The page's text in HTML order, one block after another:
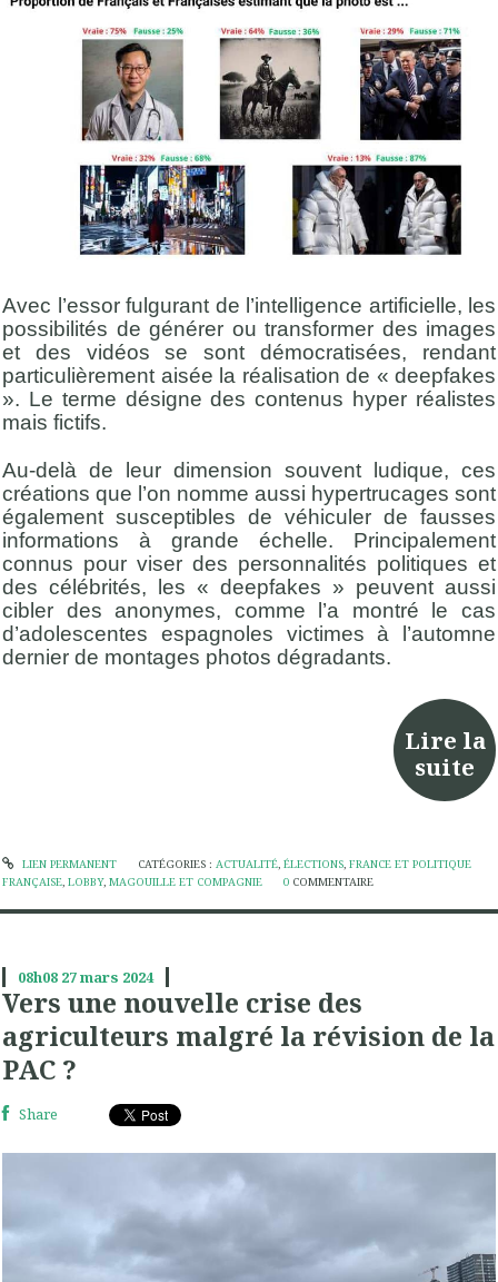
Avec l’essor fulgurant de l’intelligence artificielle, les
possibilités de générer ou transformer des images
et des vidéos se sont démocratisées, rendant
particulièrement aisée la réalisation de « deepfakes
». Le terme désigne des contenus hyper réalistes
mais fictifs.
Au-delà de leur dimension souvent ludique, ces
créations que l’on nomme aussi hypertrucages sont
également susceptibles de véhiculer de fausses
informations à grande échelle. Principalement
connus pour viser des personnalités politiques et
des célébrités, les « deepfakes » peuvent aussi
cibler des anonymes, comme l’a montré le cas
d’adolescentes espagnoles victimes à l’automne
dernier de montages photos dégradants.
Lire la
suite
LIEN PERMANENT CATÉGORIES : ACTUALITÉ, ÉLECTIONS, FRANCE ET POLITIQUE
FRANÇAISE LOBBY, MAGOUILLE ET COMPAGNIE 0 COMMENTAIRE
08h08 27mars 2024
Vers une nouvelle crise des
agriculteurs malgré la révision de la
PAC ?
Share